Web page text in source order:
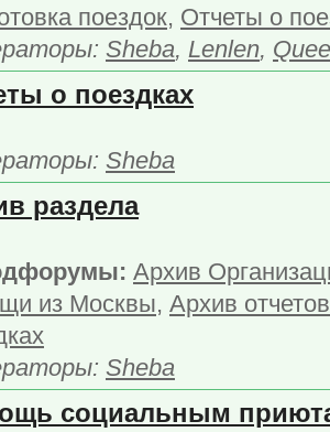
поездок, Отчеты о
Sheba, Lenlen,
о поездках
Sheba
раздела
Архив
из Москвы, Архив
Sheba
социальным